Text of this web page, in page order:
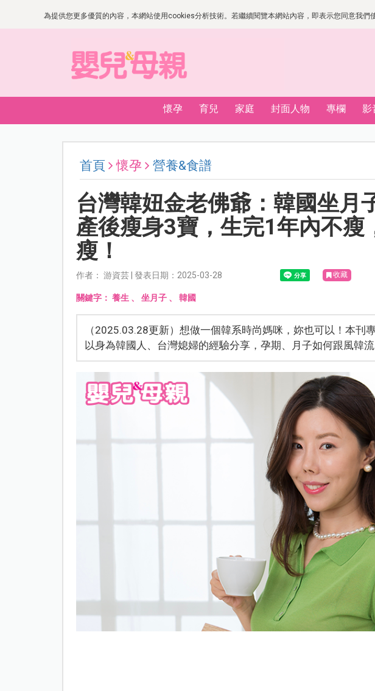
為提供您更多優質的內容，本網站使用cookies分析技術。若繼續閱覽本網站內容，即表示您同意我
懷孕 育兒 家庭 封面人物 專欄 影
首頁 懷孕 營養&食譜
台灣韓妞金老佛爺：韓國坐月
產後瘦身3寶，生完1年內不瘦
瘦！
作者： 游資芸 | 發表日期：2025-03-28 收藏
關鍵字： 養生 、 坐月子、 韓國
（2025.03.28更新）想做一個韓系時尚媽咪，妳也可以！本刊
以身為韓國人、台灣媳婦的經驗分享，孕期、月子如何跟風韓流